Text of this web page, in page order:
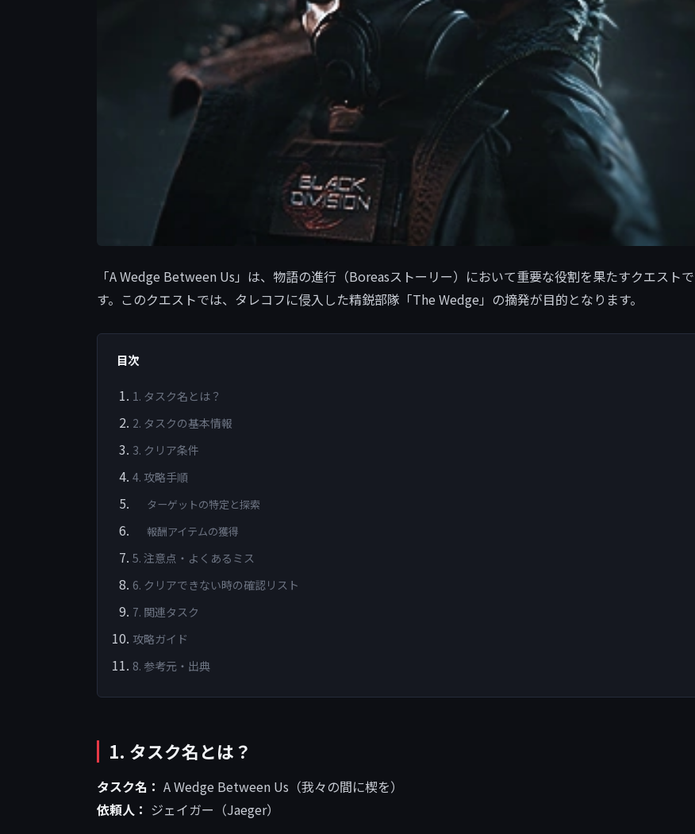
「A Wedge Between Us」は、物語の進行（Boreasストーリー）において重要な役割を果たすクエストで
す。このクエストでは、タレコフに侵入した精鋭部隊「The Wedge」の摘発が目的となります。
目次
1. タスク名とは？
2. タスクの基本情報
3. クリア条件
4. 攻略手順
ターゲットの特定と探索
報酬アイテムの獲得
5. 注意点・よくあるミス
6. クリアできない時の確認リスト
7. 関連タスク
攻略ガイド
8. 参考元・出典
1. タスク名とは？
タスク名： A Wedge Between Us（我々の間に楔を）
依頼人： ジェイガー（Jaeger）